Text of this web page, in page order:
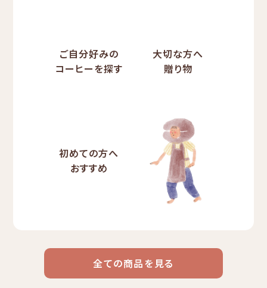
ご自分好みの
コーヒーを探す
大切な方へ
贈り物
初めての方へ
おすすめ
コーヒー
リキッド
コーヒー
豆・粉
ケニア
全ての商品を見る